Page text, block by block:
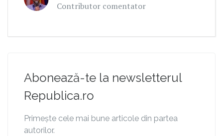
Contributor comentator
Abonează-te la newsletterul
Republica.ro
Primește cele mai bune articole din partea
autorilor.